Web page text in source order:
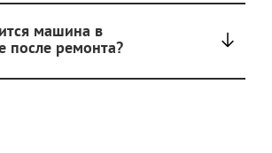
машина в
после ремонта?